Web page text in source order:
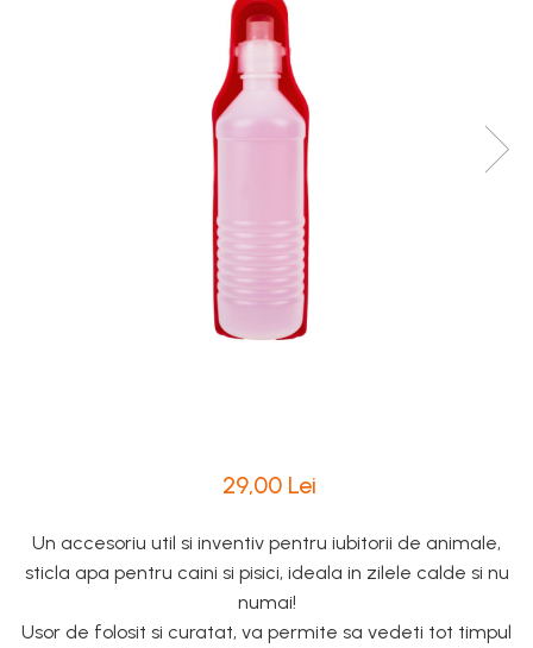
Intretinere Textile si Covoare
Markere Multisuprafete
29,00 Lei
Un accesoriu util si inventiv pentru iubitorii de animale,
sticla apa pentru caini si pisici, ideala in zilele calde si nu
numai!
Usor de folosit si curatat, va permite sa vedeti tot timpul